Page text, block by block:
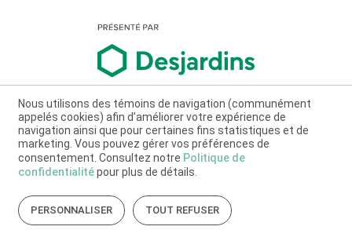
Nous utilisons des témoins de navigation (communément
appelés cookies) afin d’améliorer votre expérience de
navigation ainsi que pour certaines fins statistiques et de
marketing. Vous pouvez gérer vos préférences de
consentement. Consultez notre Politique de
confidentialitépour plus de détails.
PERSONNALISER TOUT REFUSER